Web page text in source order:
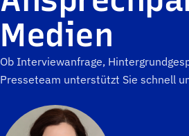
Medien
Ob Interviewanfrage,
Presseteam unterstützt Sie schnell